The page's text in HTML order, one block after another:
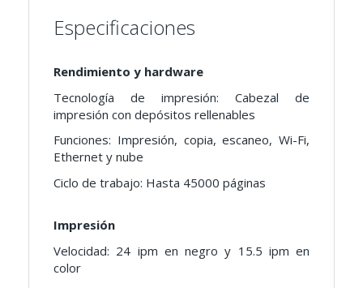
Especificaciones
Rendimiento y hardware
Tecnología de impresión: Cabezal de
impresión con depósitos rellenables
Funciones: Impresión, copia, escaneo, Wi-Fi,
Ethernet y nube
Ciclo de trabajo: Hasta 45000 páginas
Impresión
Velocidad: 24 ipm en negro y 15.5 ipm en
color